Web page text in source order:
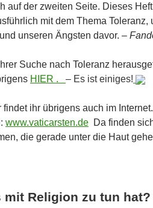
auf der zweiten Seite. Dieses Heft
mit dem Thema Toleranz,
unseren Ängsten davor. –
Suche nach Toleranz
HIER . – Es ist einiges!
ihr übrigens auch im
www.vaticarsten.de Da finden
die gerade unter die Haut
mit Religion zu tun hat?